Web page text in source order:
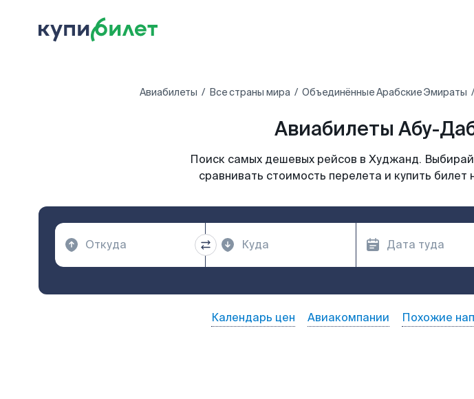
Авиабилеты Все страны мира Объединённые Арабские Эмираты
Авиабилеты Абу-
Поиск самых дешевых рейсов в Худжанд.
сравнивать стоимость перелета и купить
Календарь цен Авиакомпании Похожие